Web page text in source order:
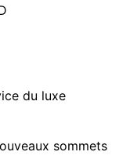
du luxe
sommets